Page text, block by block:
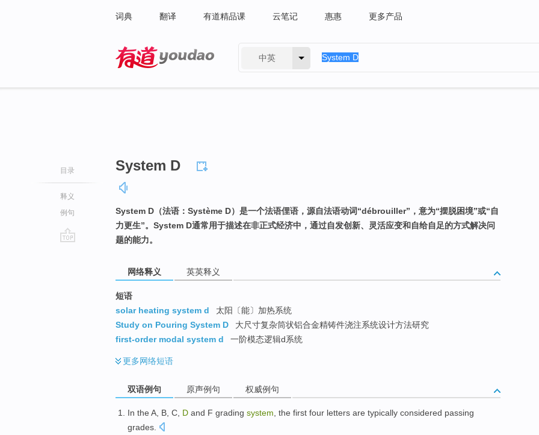
词典 翻译 有道精品课 云笔记 惠惠 更多产品
中英
目录
释义
例句
System D
System D（法语：Système D）是一个法语俚语，源自法语动词“débrouiller”，意为“摆脱困境”或“自
力更生”。System D通常用于描述在非正式经济中，通过自发创新、灵活应变和自给自足的方式解决问
题的能力。
网络释义 英英释义
短语
solar heating system d
太阳〔能〕加热系统
Study on Pouring System D
大尺寸复杂筒状铝合金精铸件浇注系统设计方法研究
first-order modal system d
一阶模态逻辑d系统
更多网络短语
双语例句 原声例句 权威例句
In the A, B, C, D and F grading system, the first four letters are typically considered passing
grades.